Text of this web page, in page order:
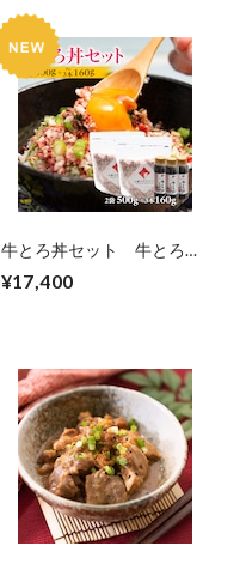
牛とろ丼セット 牛とろフ
れ3本【11880004】
¥17,400